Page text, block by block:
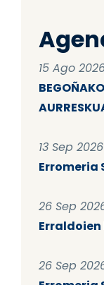
15 Ago
13 Sep
Erromeria
26 Sep
26 Sep